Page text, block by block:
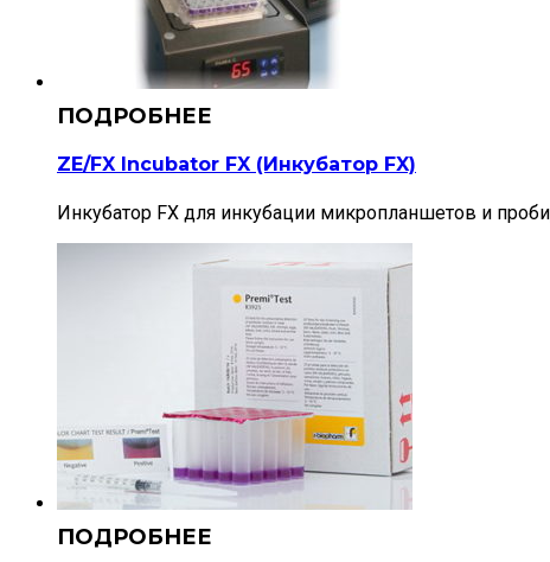
ZE/FX Incubator FX (Инкубатор FX)
Инкубатор FX для инкубации микропланшетов и